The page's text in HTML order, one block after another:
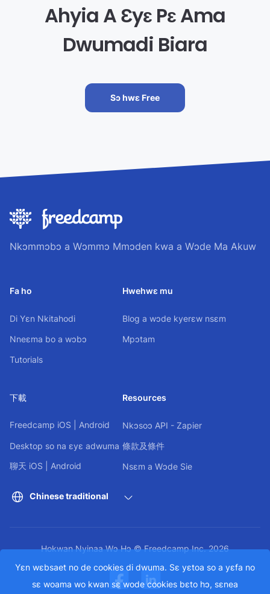
Yɛn wɛbsaet no de cookies di dwuma. Sɛ yɛtoa so a yɛfa no
sɛ woama wo kwan sɛ wode cookies bɛto hɔ, sɛnea
Ahyia A Ɛyɛ Pɛ Ama
Dwumadi Biara
Sɔ hwɛ Free
Nkɔmmɔbɔ a Wɔmmɔ Mmɔden kwa a Wɔde Ma Akuw
Fa ho
Di Yɛn Nkitahodi
Nneɛma bo a wɔbɔ
Tutorials
Hwehwɛ mu
Blog a wɔde kyerɛw nsɛm
Mpɔtam
下載
Freedcamp iOS Android
Desktop so na ɛyɛ adwuma
聊天 iOS Android
Resources
Nkɔsoɔ API - Zapier
條款及條件
Nsɛm a Wɔde Sie
Hokwan Nyinaa Wɔ Hɔ © Freedcamp Inc. 2026
Chinese traditional